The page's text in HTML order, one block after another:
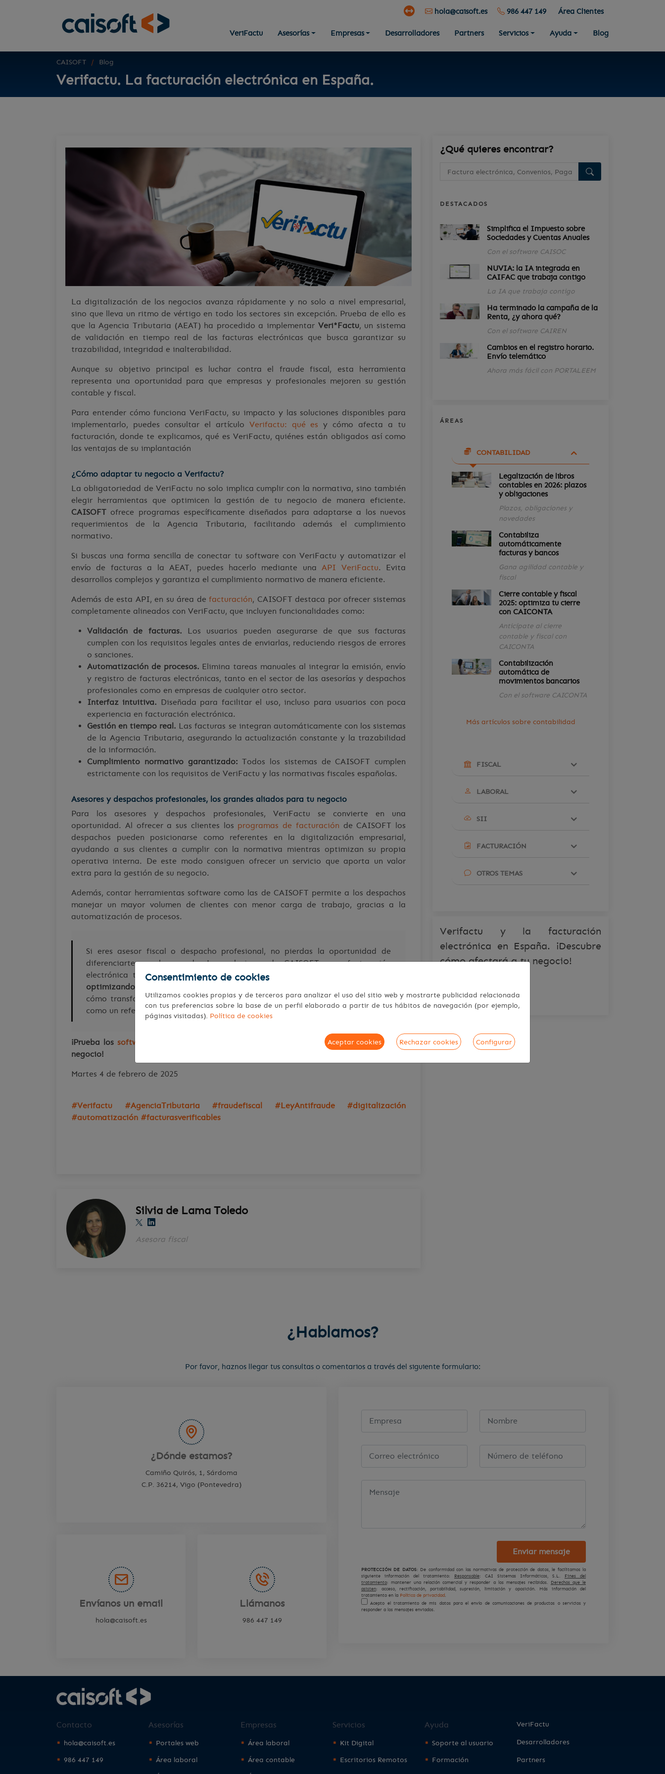
hola@caisoft.es 986 447 149 Área Clientes
VeriFactu Asesorías Empresas Desarrolladores Partners Servicios Ayuda Blog
Consentimiento de cookies
Utilizamos cookies propias y de terceros para analizar el uso del sitio web y mostrarte publicidad relacionada
con tus preferencias sobre la base de un perfil elaborado a partir de tus hábitos de navegación (por ejemplo,
páginas visitadas). Política de cookies
Aceptar cookies Rechazar cookies Configurar
CAISOFT Blog
Verifactu. La facturación electrónica en España.
La digitalización de los negocios avanza rápidamente y no solo a nivel empresarial,
sino que lleva un ritmo de vértigo en todo los sectores sin excepción. Prueba de ello es
que la Agencia Tributaria (AEAT) ha procedido a implementar Veri*Factu, un sistema
de validación en tiempo real de las facturas electrónicas que busca garantizar su
trazabilidad, integridad e inalterabilidad.
Aunque su objetivo principal es luchar contra el fraude fiscal, esta herramienta
representa una oportunidad para que empresas y profesionales mejoren su gestión
contable y fiscal.
Para entender cómo funciona VeriFactu, su impacto y las soluciones disponibles para
implementarlo, puedes consultar el artículo Verifactu: qué es y cómo afecta a tu
facturación, donde te explicamos, qué es VeriFactu, quiénes están obligados así como
las ventajas de su implantación
¿Cómo adaptar tu negocio a Verifactu?
La obligatoriedad de VeriFactu no solo implica cumplir con la normativa, sino también
elegir herramientas que optimicen la gestión de tu negocio de manera eficiente.
CAISOFT ofrece programas específicamente diseñados para adaptarse a los nuevos
requerimientos de la Agencia Tributaria, facilitando además el cumplimiento
normativo.
Si buscas una forma sencilla de conectar tu software con VeriFactu y automatizar el
envío de facturas a la AEAT, puedes hacerlo mediante una API VeriFactu. Evita
desarrollos complejos y garantiza el cumplimiento normativo de manera eficiente.
Además de esta API, en su área defacturación, CAISOFT destaca por ofrecer sistemas
completamente alineados con VeriFactu, que incluyen funcionalidades como:
Validación de facturas. Los usuarios pueden asegurarse de que sus facturas
cumplen con los requisitos legales antes de enviarlas, reduciendo riesgos de errores
o sanciones.
Automatización de procesos. Elimina tareas manuales al integrar la emisión, envío
y registro de facturas electrónicas, tanto en el sector de las asesorías y despachos
profesionales como en empresas de cualquier otro sector.
Interfaz intuitiva. Diseñada para facilitar el uso, incluso para usuarios con poca
experiencia en facturación electrónica.
Gestión en tiempo real. Las facturas se integran automáticamente con los sistemas
de la Agencia Tributaria, asegurando la actualización constante y la trazabilidad
de la información.
Cumplimiento normativo garantizado: Todos los sistemas de CAISOFT cumplen
estrictamente con los requisitos de VeriFactu y las normativas fiscales españolas.
Asesores y despachos profesionales, los grandes aliados para tu negocio
Para los asesores y despachos profesionales, VeriFactu se convierte en una
oportunidad. Al ofrecer a sus clientes los programas de facturación de CAISOFT los
despachos pueden posicionarse como referentes en la digitalización empresarial,
ayudando a sus clientes a cumplir con la normativa mientras optimizan su propia
operativa interna. De este modo consiguen ofrecer un servicio que aporta un valor
extra para la gestión de su negocio.
Además, contar herramientas software como las de CAISOFT permite a los despachos
manejar un mayor volumen de clientes con menor carga de trabajo, gracias a la
automatización de procesos.
Si eres asesor fiscal o despacho profesional, no pierdas la oportunidad de
diferenciarte en el mercado. Las soluciones de CAISOFT para facturación
electrónica te permitenadaptarte fácilmente a los requisitos de VeriFactu,
optimizando la gestión de tus clientes y mejorando tus servicios
cómo transformar tu gestión fiscal y cumplir con la normativa y posicionarte
como un referente en el sector.
¡Prueba los software de facturación VeriFactu
de CAISOFT y mejora la gestión de tu
negocio!
Martes 4 de febrero de 2025
#Verifactu #AgenciaTributaria #fraudefiscal #LeyAntifraude #digitalización
#automatización #facturasverificables
Silvia de Lama Toledo
t
Asesora fiscal
¿Qué quieres encontrar?
DESTACADOS
Simplifica el Impuesto sobre
Sociedades y Cuentas Anuales
Con el software CAISOC
NUVIA: la IA integrada en
CAIFAC que trabaja contigo
La IA que trabaja contigo
Ha terminado la campaña de la
Renta, ¿y ahora qué?
Con el software CAIREN
Cambios en el registro horario.
Envío telemático
Ahora más fácil con PORTALEEM
ÁREAS
CONTABILIDAD
Legalización de libros
contables en 2026: plazos
y obligaciones
Plazos, obligaciones y
novedades
Contabiliza
automáticamente
facturas y bancos
Gana agilidad contable y
fiscal
Cierre contable y fiscal
2025: optimiza tu cierre
con CAICONTA
Anticípate al cierre
contable y fiscal con
CAICONTA
Contabilización
automática de
movimientos bancarios
Con el software CAICONTA
Más artículos sobre contabilidad
FISCAL
LABORAL
SII
FACTURACIÓN
OTROS TEMAS
Verifactu y la facturación
electrónica en España. ¡Descubre
cómo afectará a tu negocio!
¿Hablamos?
Por favor, haznos llegar tus consultas o comentarios a través del siguiente formulario:
¿Dónde estamos?
Camiño Quirós, 1, Sárdoma
C.P. 36214, Vigo (Pontevedra)
Envíanos un email
hola@caisoft.es
Llámanos
986 447 149
Enviar mensaje
PROTECCIÓN DE DATOS: De conformidad con las normativas de protección de datos, le facilitamos la
siguiente información del tratamiento: Responsable: CAI Sistemas Informáticos, S.L. Fines del
tratamiento: mantener una relación comercial y responder a los mensajes recibidos.
Derechos que le
asisten: acceso, rectificación, portabilidad, supresión, limitación y oposición. Más información del
tratamiento en la Política de privacidad
Acepto el tratamiento de mis datos para el envío de comunicaciones de productos o servicios y
responder a los mensajes enviados.
Contacto
hola@caisoft.es
986 447 149
Asesorías
Portales web
Área laboral
Empresas
Área laboral
Área contable
Servicios
Kit Digital
Escritorios Remotos
Ayuda
Soporte al usuario
Formación
VeriFactu
Desarrolladores
Partners